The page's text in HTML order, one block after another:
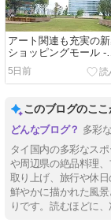
アート関連も充実の
ショッピングモール -
Cloud 11/ คลาวด์ 11 -
ンコク・タイ）
5日前
このブログのこ
多彩
タイ国内の多彩なス
や周辺県の絶品料理
取り上げ、旅行や休
鮮やかに描かれた風
りです。読むほどに